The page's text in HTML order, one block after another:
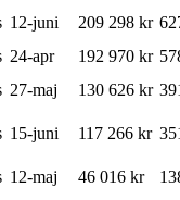
12-juni 209 298 kr
24-apr 192 970 kr
27-maj 130 626 kr
15-juni 117 266 kr
12-maj 46 016 kr